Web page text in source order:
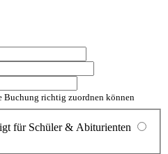
Buchung richtig zuordnen können
für Schüler & Abiturienten